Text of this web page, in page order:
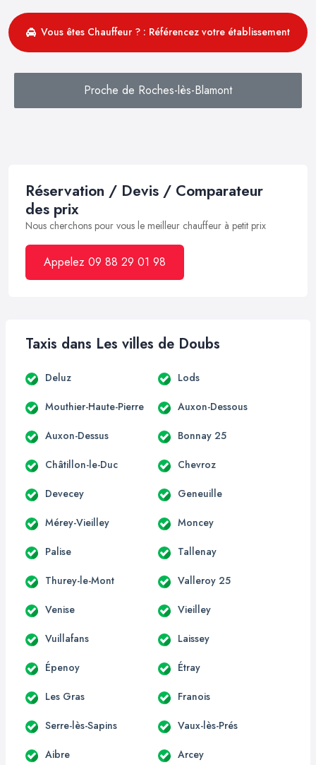
Vous êtes Chauffeur ? : Référencez votre établissement
Proche de Roches-lès-Blamont
Réservation / Devis / Comparateur
des prix
Nous cherchons pour vous le meilleur chauffeur à petit prix
Appelez 09 88 29 01 98
Taxis dans Les villes de Doubs
Deluz Lods
Mouthier-Haute-Pierre Auxon-Dessous
Auxon-Dessus Bonnay 25
Châtillon-le-Duc Chevroz
Devecey Geneuille
Mérey-Vieilley Moncey
Palise Tallenay
Thurey-le-Mont Valleroy 25
Venise Vieilley
Vuillafans Laissey
Épenoy Étray
Les Gras Franois
Serre-lès-Sapins Vaux-lès-Prés
Aibre Arcey